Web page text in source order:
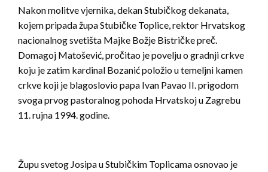
Nakon molitve vjernika, dekan Stubičkog dekanata,
kojem pripada župa Stubičke Toplice, rektor Hrvatskog
nacionalnog svetišta Majke Božje Bistričke preč.
Domagoj Matošević, pročitao je povelju o gradnji crkve
koju je zatim kardinal Bozanić položio u temeljni kamen
crkve koji je blagoslovio papa Ivan Pavao II. prigodom
svoga prvog pastoralnog pohoda Hrvatskoj u Zagrebu
11. rujna 1994. godine.
Župu svetog Josipa u Stubičkim Toplicama osnovao je